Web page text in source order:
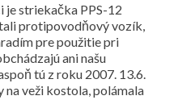
je striekačka PPS-12
protipovodňový vozík,
pre použitie pri
ani našu
tú z roku 2007. 13.6.
veži kostola, polámala